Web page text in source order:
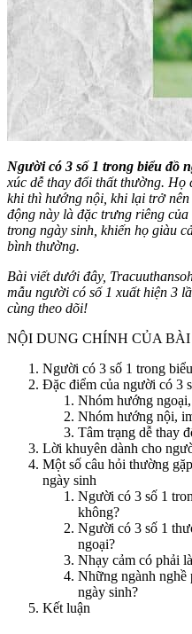
Người có 3 số 1 trong biểu đồ
xúc dễ thay đổi thất thường. Họ
khi thì hướng nội, khi lại trở nên
động này là đặc trưng riêng
trong ngày sinh, khiến họ giàu
bình thường.
Bài viết dưới đây,
mẫu người có số 1 xuất hiện 3
cùng theo dõi!
NỘI DUNG CHÍNH CỦA BÀI
Người có 3 số 1 trong
Đặc điểm của người có 3
Nhóm hướng
Nhóm hướng nội,
Tâm trạng dễ thay
Lời khuyên dành cho
Một số câu hỏi thường
ngày sinh
Người có 3 số 1
không?
Người có 3 số 1
ngoại?
Nhạy cảm có phải
Những ngành nghề
ngày sinh?
Kết luận